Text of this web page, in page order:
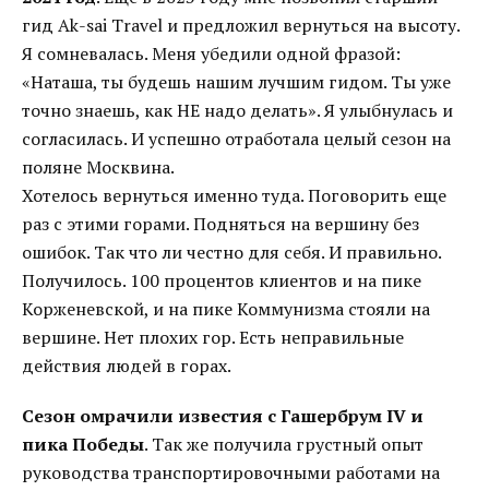
гид Ak-sai Travel и предложил вернуться на высоту.
Я сомневалась. Меня убедили одной фразой:
«Наташа, ты будешь нашим лучшим гидом. Ты уже
точно знаешь, как НЕ надо делать». Я улыбнулась и
согласилась. И успешно отработала целый сезон на
поляне Москвина.
Хотелось вернуться именно туда. Поговорить еще
раз с этими горами. Подняться на вершину без
ошибок. Так что ли честно для себя. И правильно.
Получилось. 100 процентов клиентов и на пике
Корженевской, и на пике Коммунизма стояли на
вершине. Нет плохих гор. Есть неправильные
действия людей в горах.
Сезон омрачили известия с Гашербрум IV и
пика Победы. Так же получила грустный опыт
руководства транспортировочными работами на